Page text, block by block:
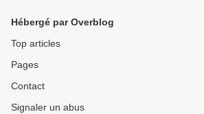
Hébergé par Overblog
Top articles
Pages
Contact
Signaler un abus